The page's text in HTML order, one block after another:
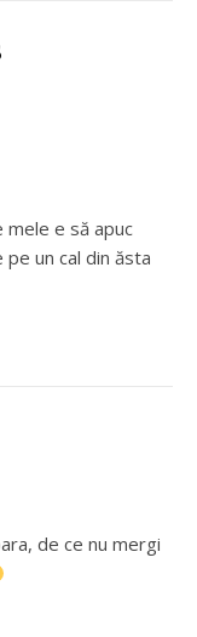
mele e să apuc
un cal din ăsta
de ce nu mergi